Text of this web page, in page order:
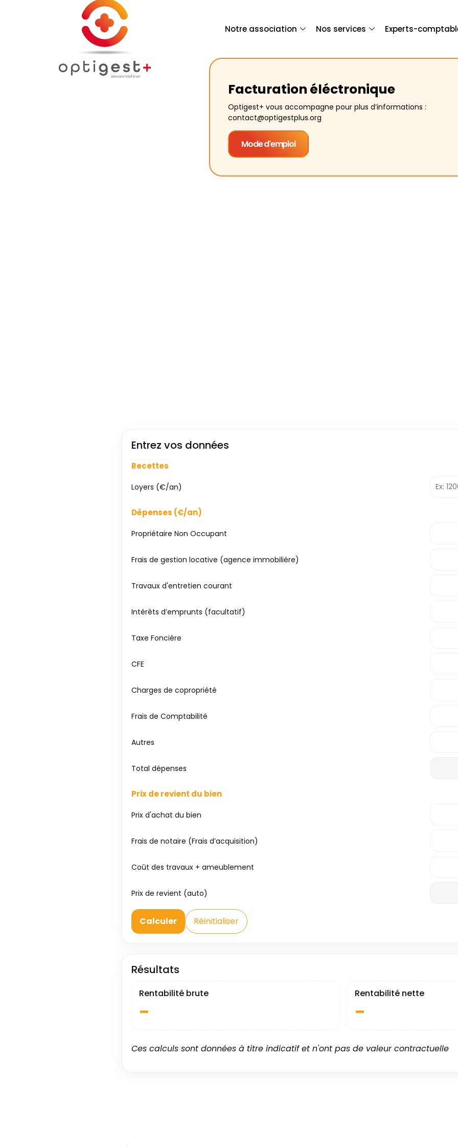
Notre association Nos services Experts-
Facturation éléctronique
Optigest+ vous accompagne pour plus d’informations :
contact@optigestplus.org
Mode d'emploi
Entrez vos données
Recettes
Loyers (€/an)
Dépenses (€/an)
Propriétaire Non Occupant
Frais de gestion locative (agence immobilière)
Travaux d'entretien courant
Intérêts d’emprunts (facultatif)
Taxe Foncière
CFE
Charges de copropriété
Frais de Comptabilité
Autres
Total dépenses
Prix de revient du bien
Prix d'achat du bien
Frais de notaire (Frais d’acquisition)
Coût des travaux + ameublement
Prix de revient (auto)
Calculer Réinitialiser
Résultats
Rentabilité brute
–
Rentabilité nette
–
Ces calculs sont données à titre indicatif et n'ont pas de valeur contractuelle